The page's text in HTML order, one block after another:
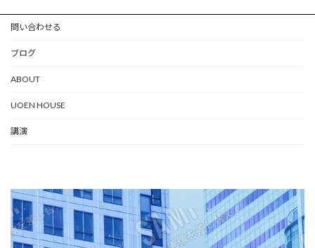
問い合わせる
ブログ
ABOUT
UOEN HOUSE
講演